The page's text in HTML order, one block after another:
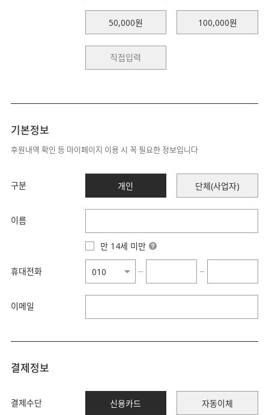
50,000원 100,000원
기본정보
후원내역 확인 등 마이페이지 이용 시 꼭 필요한 정보입니다
구분 개인 단체(사업자)
이름
만 14세 미만
휴대전화 − −
이메일
결제정보
결제수단 신용카드 자동이체